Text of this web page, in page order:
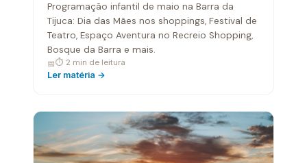
Programação infantil de maio na Barra da
Tijuca: Dia das Mães nos shoppings, Festival de
Teatro, Espaço Aventura no Recreio Shopping,
Bosque da Barra e mais.
📅⏱ 2 min de leitura
Ler matéria →